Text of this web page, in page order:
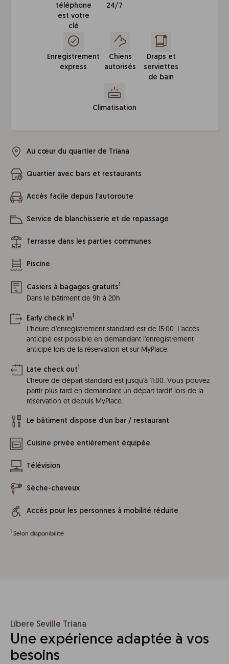
téléphone
est votre
clé
24/7
Enregistrement
express
Chiens
autorisés
Draps et
serviettes
de bain
Climatisation
Au cœur du quartier de Triana
Quartier avec bars et restaurants
Accès facile depuis l'autoroute
Service de blanchisserie et de repassage
Terrasse dans les parties communes
Piscine
Casiers à bagages gratuits1
Dans le bâtiment de 9h à 20h
Early check in1
L'heure d'enregistrement standard est de 15:00. L'accès
anticipé est possible en demandant l'enregistrement
anticipé lors de la réservation et sur MyPlace.
Late check out1
L'heure de départ standard est jusqu'à 11:00. Vous pouvez
partir plus tard en demandant un départ tardif lors de la
réservation et depuis MyPlace.
Le bâtiment dispose d'un bar / restaurant
Cuisine privée entièrement équipée
Télévision
Sèche-cheveux
Accès pour les personnes à mobilité réduite
1 Selon disponibilité
Líbere Seville Triana
Une expérience adaptée à vos
besoins